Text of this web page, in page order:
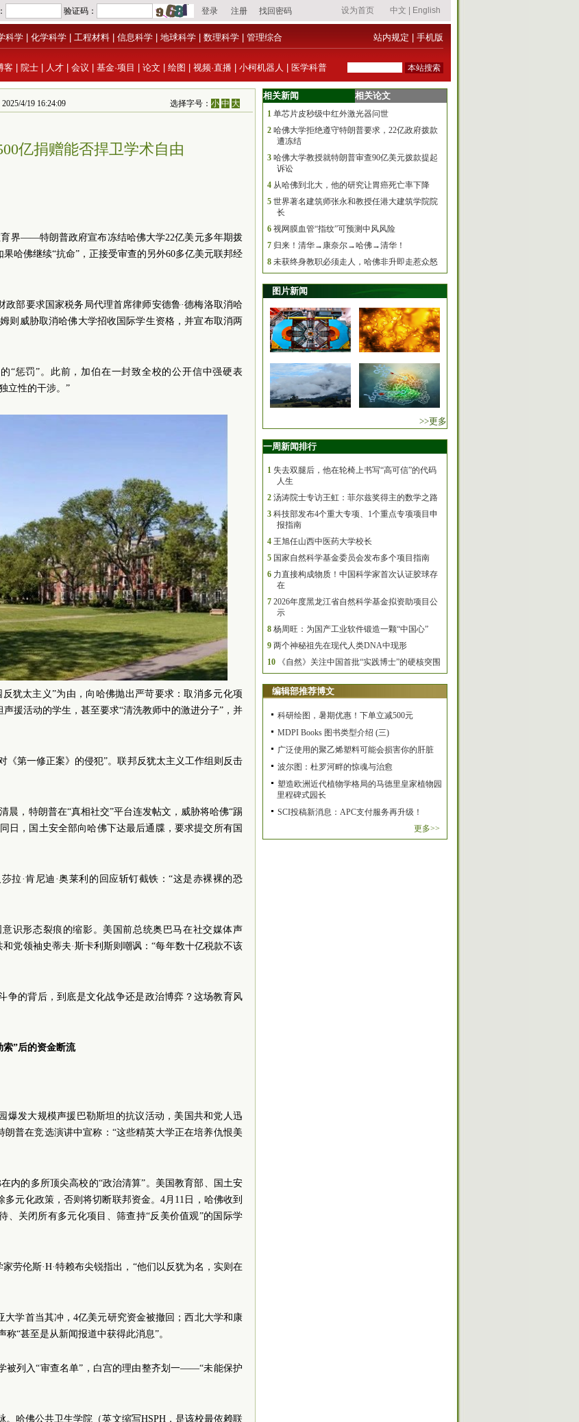
科学 化学科学 工程材料 信息科学 地球科学 数理科学 管理综合 站内规定 手机版
客 院士 人才 会议 基金·项目 论文 绘图 视频·直播 小柯机器人 医学科普
4/19 16:24:09 选择字号：小 中 大
亿捐赠能否捍卫学术自由
界——特朗普政府宣布冻结哈佛大学22亿美元多年期拨
哈佛继续“抗命”，正接受审查的另外60多亿美元联邦经
部要求国家税务局代理首席律师安德鲁·德梅洛取消哈
则威胁取消哈佛大学招收国际学生资格，并宣布取消两
“惩罚”。此前，加伯在一封致全校的公开信中强硬表
立性的干涉。”
犹太主义”为由，向哈佛抛出严苛要求：取消多元化项
援活动的学生，甚至要求“清洗教师中的激进分子”，并
《第一修正案》的侵犯”。联邦反犹太主义工作组则反击
晨，特朗普在“真相社交”平台连发帖文，威胁将哈佛“踢
日，国土安全部向哈佛下达最后通牒，要求提交所有国
拉·肯尼迪·奥莱利的回应斩钉截铁：“这是赤裸裸的恐
识形态裂痕的缩影。美国前总统奥巴马在社交媒体声
党领袖史蒂夫·斯卡利斯则嘲讽：“每年数十亿税款不该
争的背后，到底是文化战争还是政治博弈？这场教育风
索”后的资金断流
爆发大规模声援巴勒斯坦的抗议活动，美国共和党人迅
普在竞选演讲中宣称：“这些精英大学正在培养仇恨美
内的多所顶尖高校的“政治清算”。美国教育部、国土安
元化政策，否则将切断联邦资金。4月11日，哈佛收到
、关闭所有多元化项目、筛查持“反美价值观”的国际学
劳伦斯·H·特赖布尖锐指出，“他们以反犹为名，实则在
学首当其冲，4亿美元研究资金被撤回；西北大学和康
“甚至是从新闻报道中获得此消息”。
被列入“审查名单”，白宫的理由整齐划一——“未能保护
哈佛公共卫生学院（英文缩写HSPH，是该校最依赖联
相关新闻 相关论文
1 单芯片皮秒级中红外激光器问世
2 哈佛大学拒绝遵守特朗普要求，22亿政府拨款
遭冻结
3 哈佛大学教授就特朗普审查90亿美元拨款提起
诉讼
4 从哈佛到北大，他的研究让胃癌死亡率下降
5 世界著名建筑师张永和教授任港大建筑学院院
长
6 视网膜血管“指纹”可预测中风风险
7 归来！清华→康奈尔→哈佛→清华！
8 未获终身教职必须走人，哈佛非升即走惹众怒
图片新闻
>>更多
一周新闻排行
1 失去双腿后，他在轮椅上书写“高可信”的代码
人生
2 汤涛院士专访王虹：菲尔兹奖得主的数学之路
3 科技部发布4个重大专项、1个重点专项项目申
报指南
4 王旭任山西中医药大学校长
5 国家自然科学基金委员会发布多个项目指南
6 力直接构成物质！中国科学家首次认证胶球存
在
7 2026年度黑龙江省自然科学基金拟资助项目公
示
8 杨周旺：为国产工业软件锻造一颗“中国心”
9 两个神秘祖先在现代人类DNA中现形
10
《自然》关注中国首批“实践博士”的硬核突围
编辑部推荐博文
科研绘图，暑期优惠！下单立减500元
MDPI Books 图书类型介绍 (三)
广泛使用的聚乙烯塑料可能会损害你的肝脏
波尔图：杜罗河畔的惊魂与治愈
塑造欧洲近代植物学格局的马德里皇家植物园
里程碑式园长
SCI投稿新消息：APC支付服务再升级！
更多>>